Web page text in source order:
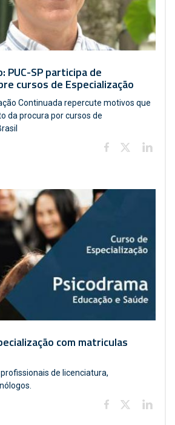
PUC-SP participa de
cursos de Especialização
Continuada repercute motivos que
da procura por cursos de
com matriculas
de licenciatura,